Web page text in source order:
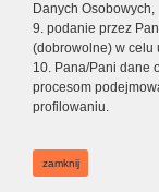
Danych Osobowych,
9. podanie przez
(dobrowolne) w celu
10. Pana/Pani dane
procesom
profilowaniu.
zamknij